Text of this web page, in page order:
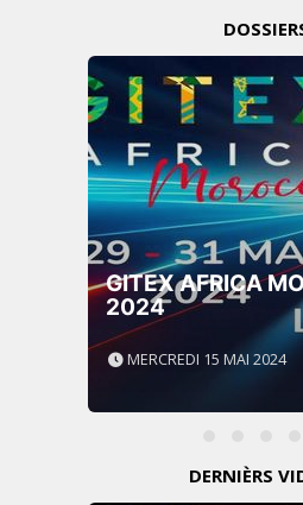
GITEX AFRICA
2024
MERCREDI 15 MAI 2024
DERNIÈRS